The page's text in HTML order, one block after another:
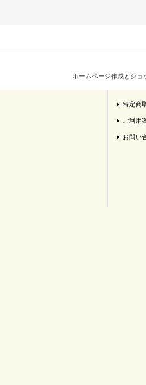
ホームページ作成とショ
特定商
ご利用
お問い